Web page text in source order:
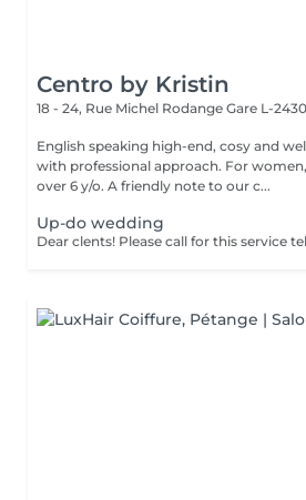
Centro by Kristin
18 - 24, Rue Michel Rodange Gare L-2430
English speaking high-end, cosy and
with professional approach. For
over 6 y/o. A friendly note to our c...
Up-do wedding